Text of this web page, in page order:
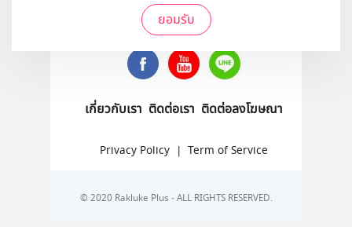
ยอมรับ
ติดตามเราได้ที่
เกี่ยวกับเรา ติดต่อเรา ติดต่อลงโฆษณา
Privacy Policy | Term of Service
© 2020 Rakluke Plus - ALL RIGHTS RESERVED.